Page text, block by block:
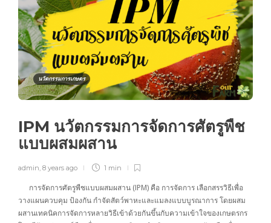
นวัตกรรมการเกษตร
IPM นวัตกรรมการจัดการศัตรูพืช
แบบผสมผสาน
admin, 8 years ago 1 min
การจัดการศัตรูพืชแบบผสมผสาน (IPM) คือ การจัดการ เลือกสรรวิธีเพื่อ
วางแผนควบคุม ป้องกัน กำจัดสัตว์พาหะและแมลงแบบบูรณาการ โดยผสม
ผสานเทคนิคการจัดการหลายวิธีเข้าด้วยกันขึ้นกับความเข้าใจของเกษตรกร